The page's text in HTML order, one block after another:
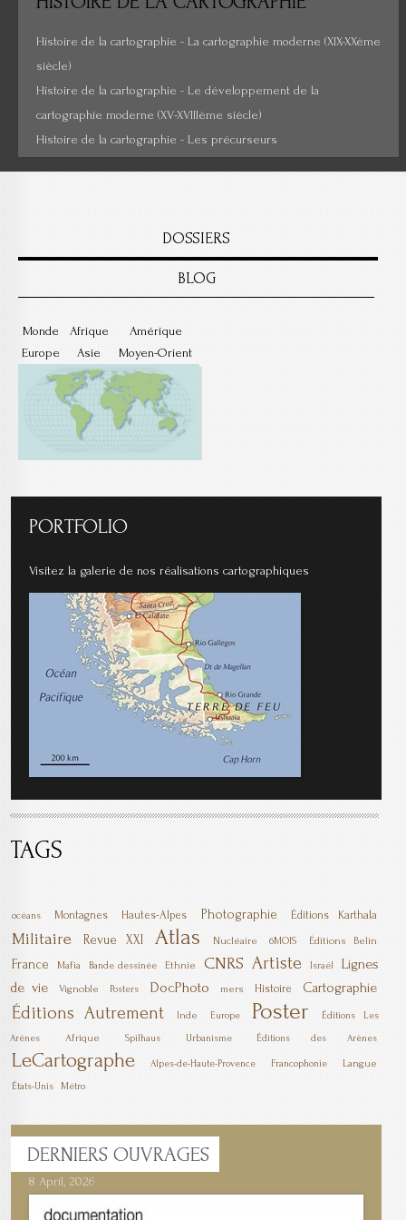
Cartes insolites, anciennes...
Histoire de la cartographie - La cartographie moderne (XIX-XXème
siècle)
Histoire de la cartographie - Le développement de la
cartographie moderne (XV-XVIIIème siècle)
Histoire de la cartographie - Les précurseurs
DOSSIERS
BLOG
Monde
Europe
Afrique
Asie
Amérique
Moyen-Orient
PORTFOLIO
Visitez la galerie de nos réalisations cartographiques
TAGS
océans Montagnes Hautes-Alpes Photographie Éditions Karthala
Militaire Revue XXI Atlas Nucléaire 6MOIS Éditions Belin
France Mafia Bande dessinée Ethnie CNRS Artiste Israël
Lignes
de vie
Vignoble Posters DocPhoto mers Histoire Cartographie
Éditions Autrement Inde Europe Poster Éditions Les
Arènes Afrique Spilhaus Urbanisme Éditions des Arènes
LeCartographe Alpes-de-Haute-Provence Francophonie Langue
États-Unis Métro
DERNIERS OUVRAGES
8 April, 2026
7 April, 2026
1 March, 2026
23 December, 2025
9 December, 2025
6 October, 2025
5 April, 2025
17 March, 2025
11 January, 2025
10 January, 2025